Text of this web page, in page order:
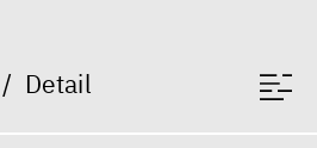
Detail